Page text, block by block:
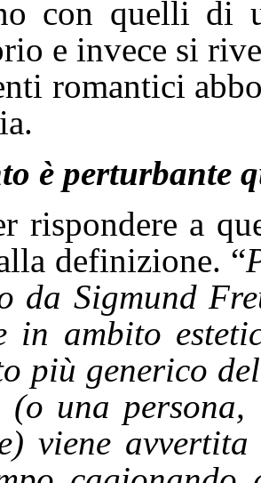
con quelli di
e invece si
romantici
è perturbante
rispondere a
definizione. “
da Sigmund
in ambito
più generico
(o una
viene